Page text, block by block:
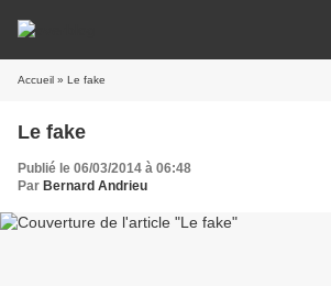
Accueil » Le fake
Le fake
Publié le 06/03/2014 à 06:48
Par Bernard Andrieu